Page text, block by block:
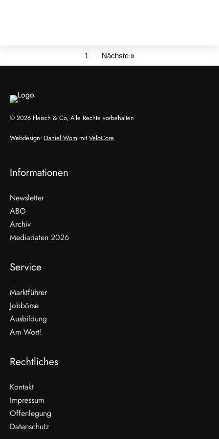
1 Nächste »
© 2026 Fleisch & Co, Alle Rechte vorbehalten
Webdesign: Daniel Wom mit VeloCore
Informationen
Newsletter
ABO
Archiv
Mediadaten 2026
Service
Marktführer
Jobbörse
Ausbildung
Am Wort!
Rechtliches
Kontakt
Impressum
Offenlegung
Datenschutz